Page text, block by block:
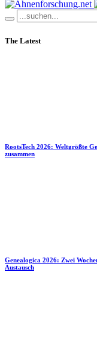
The Latest
RootsTech 2026: Weltgrößte
zusammen
Genealogica 2026: Zwei
Austausch